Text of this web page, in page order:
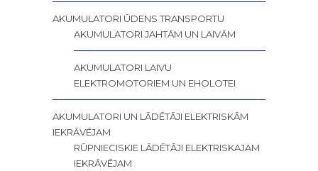
AKUMULATORI ŪDENS TRANSPORTU
AKUMULATORI JAHTĀM UN LAIVĀM
AKUMULATORI LAIVU
ELEKTROMOTORIEM UN EHOLOTEI
AKUMULATORI UN LĀDĒTĀJI ELEKTRISKĀM
IEKRĀVĒJAM
RŪPNIECISKIE LĀDĒTĀJI ELEKTRISKAJAM
IEKRĀVĒJAM